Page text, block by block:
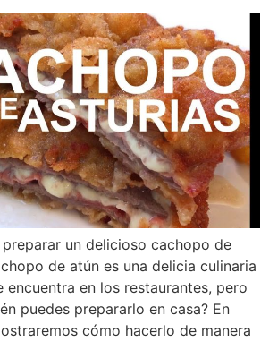
preparar un delicioso cachopo de
de atún es una delicia culinaria
encuentra en los restaurantes, pero
puedes prepararlo en casa? En
cómo hacerlo de manera